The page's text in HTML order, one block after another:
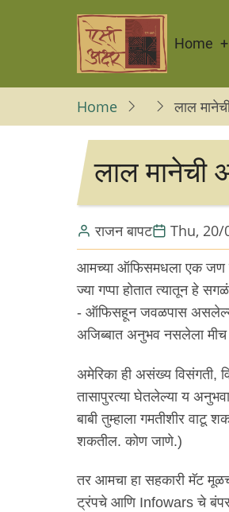
Home
Home लाल
लाल मानेची
राजन बापट Thu, 20/
आमच्या ऑफिसमधला एक जण
ज्या गप्पा होतात त्यातून हे
- ऑफिसहून जवळपास असलेल्या
अजिब्बात अनुभव नसलेला
अमेरिका ही असंख्य विसंगती,
तासापुरत्या घेतलेल्या य
बाबी तुम्हाला गमतीशीर वाटू
शकतील. कोण जाणे.)
तर आमचा हा सहकारी मॅट
ट्रंपचे आणि Infowars चे